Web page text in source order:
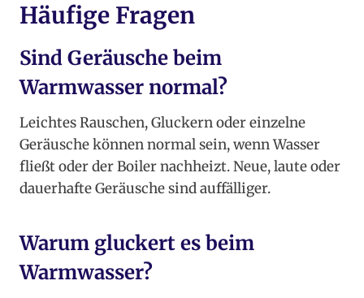
Häufige Fragen
Sind Geräusche beim
Warmwasser normal?
Leichtes Rauschen, Gluckern oder einzelne
Geräusche können normal sein, wenn Wasser
fließt oder der Boiler nachheizt. Neue, laute oder
dauerhafte Geräusche sind auffälliger.
Warum gluckert es beim
Warmwasser?